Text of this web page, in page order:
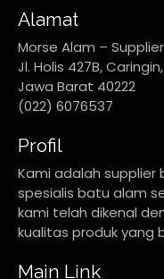
Alamat
Morse Alam –
Jl. Holis 427B,
Jawa Barat 40222
(022) 6076537
Profil
Kami adalah
spesialis batu alam
kami telah dikenal
kualitas produk yang
Main Link